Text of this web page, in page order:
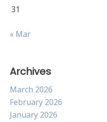
31
« Mar
Archives
March 2026
February 2026
January 2026